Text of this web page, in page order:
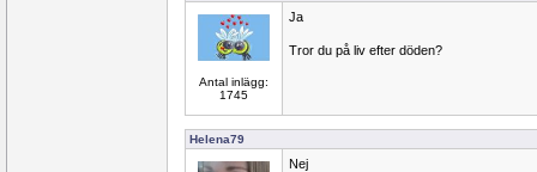
Antal inlägg:
1745
Ja
Tror du på liv efter döden?
Helena79
Nej